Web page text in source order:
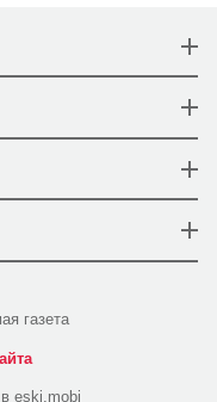
газета
eski.mobi